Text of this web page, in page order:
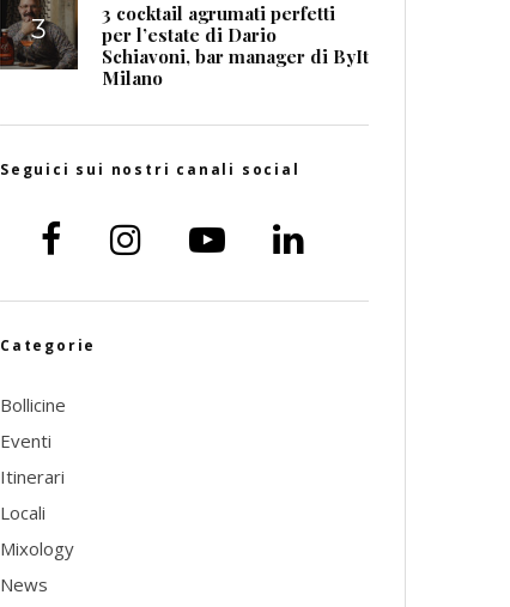
3 cocktail agrumati perfetti
per l’estate di Dario
Schiavoni, bar manager di ByIt
Milano
Seguici sui nostri canali social
Categorie
Bollicine
Eventi
Itinerari
Locali
Mixology
News